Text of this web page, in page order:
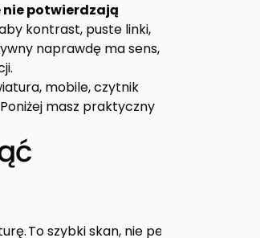
nie potwierdzają
kontrast, puste linki,
naprawdę ma sens,
mobile, czytnik
masz praktyczny
To szybki skan, nie pełny audyt WCAG.